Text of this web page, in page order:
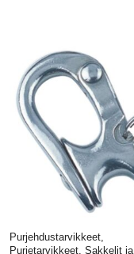
Purjehdustarvikkeet,
Purjetarvikkeet, Sakkelit ja